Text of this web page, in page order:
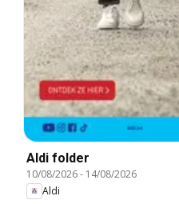
Aldi folder
10/08/2026- 14/08/2026
Aldi